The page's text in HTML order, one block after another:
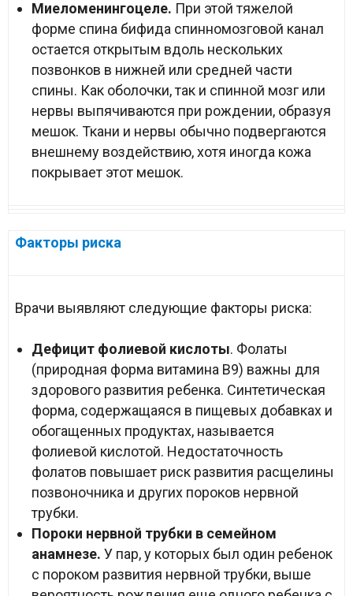
Миеломенингоцеле. При этой тяжелой
форме спина бифида спинномозговой канал
остается открытым вдоль нескольких
позвонков в нижней или средней части
спины. Как оболочки, так и спинной мозг или
нервы выпячиваются при рождении, образуя
мешок. Ткани и нервы обычно подвергаются
внешнему воздействию, хотя иногда кожа
покрывает этот мешок.
Факторы риска
Врачи выявляют следующие факторы риска:
Дефицит фолиевой кислоты. Фолаты
(природная форма витамина B9) важны для
здорового развития ребенка. Синтетическая
форма, содержащаяся в пищевых добавках и
обогащенных продуктах, называется
фолиевой кислотой. Недостаточность
фолатов повышает риск развития расщелины
позвоночника и других пороков нервной
трубки.
Пороки нервной трубки в семейном
анамнезе. У пар, у которых был один ребенок
с пороком развития нервной трубки, выше